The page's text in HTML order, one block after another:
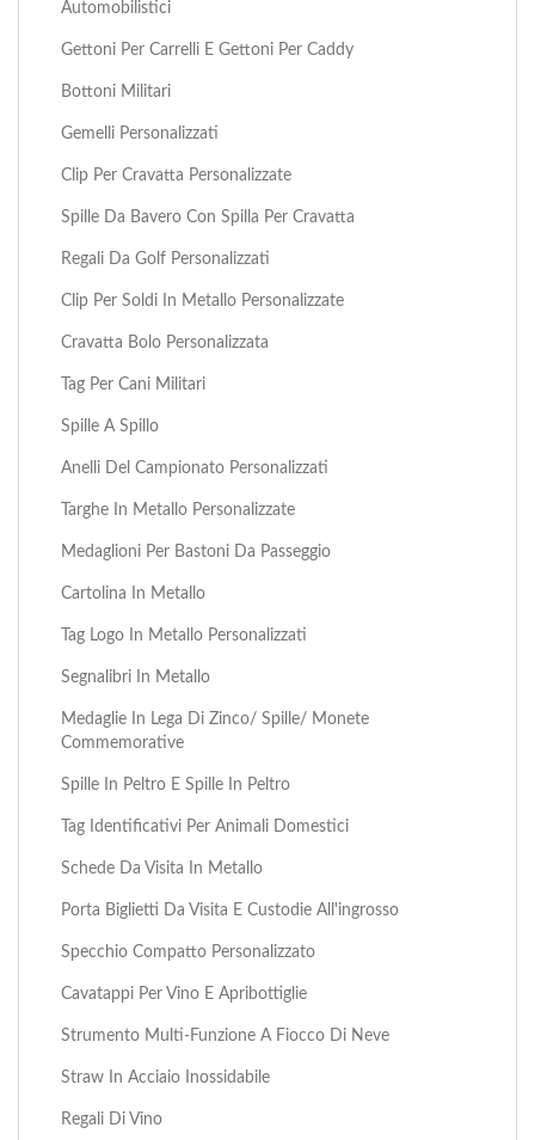
Automobilistici
Gettoni Per Carrelli E Gettoni Per Caddy
Bottoni Militari
Gemelli Personalizzati
Clip Per Cravatta Personalizzate
Spille Da Bavero Con Spilla Per Cravatta
Regali Da Golf Personalizzati
Clip Per Soldi In Metallo Personalizzate
Cravatta Bolo Personalizzata
Tag Per Cani Militari
Spille A Spillo
Anelli Del Campionato Personalizzati
Targhe In Metallo Personalizzate
Medaglioni Per Bastoni Da Passeggio
Cartolina In Metallo
Tag Logo In Metallo Personalizzati
Segnalibri In Metallo
Medaglie In Lega Di Zinco/ Spille/ Monete
Commemorative
Spille In Peltro E Spille In Peltro
Tag Identificativi Per Animali Domestici
Schede Da Visita In Metallo
Porta Biglietti Da Visita E Custodie All'ingrosso
Specchio Compatto Personalizzato
Cavatappi Per Vino E Apribottiglie
Strumento Multi-Funzione A Fiocco Di Neve
Straw In Acciaio Inossidabile
Regali Di Vino